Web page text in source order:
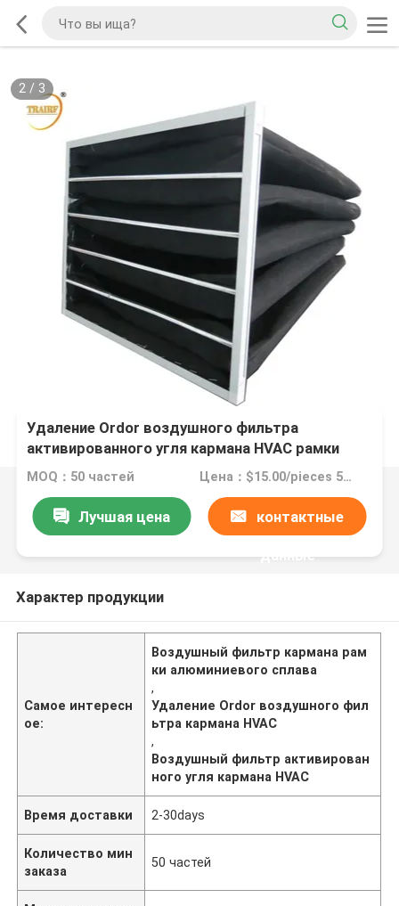
2/ 3
Удаление Ordor воздушного фильтра
активированного угля кармана HVAC рамки
алюминиевого сплава
MOQ：50 частей Цена：$15.00/pieces 50-99 pieces
Лучшая цена контактные
данные
Характер продукции
Самое интересн
ое:
Воздушный фильтр кармана рам
ки алюминиевого сплава
,
Удаление Ordor воздушного фил
ьтра кармана HVAC
,
Воздушный фильтр активирован
ного угля кармана HVAC
Время доставки 2-30days
Количество мин
заказа
50 частей